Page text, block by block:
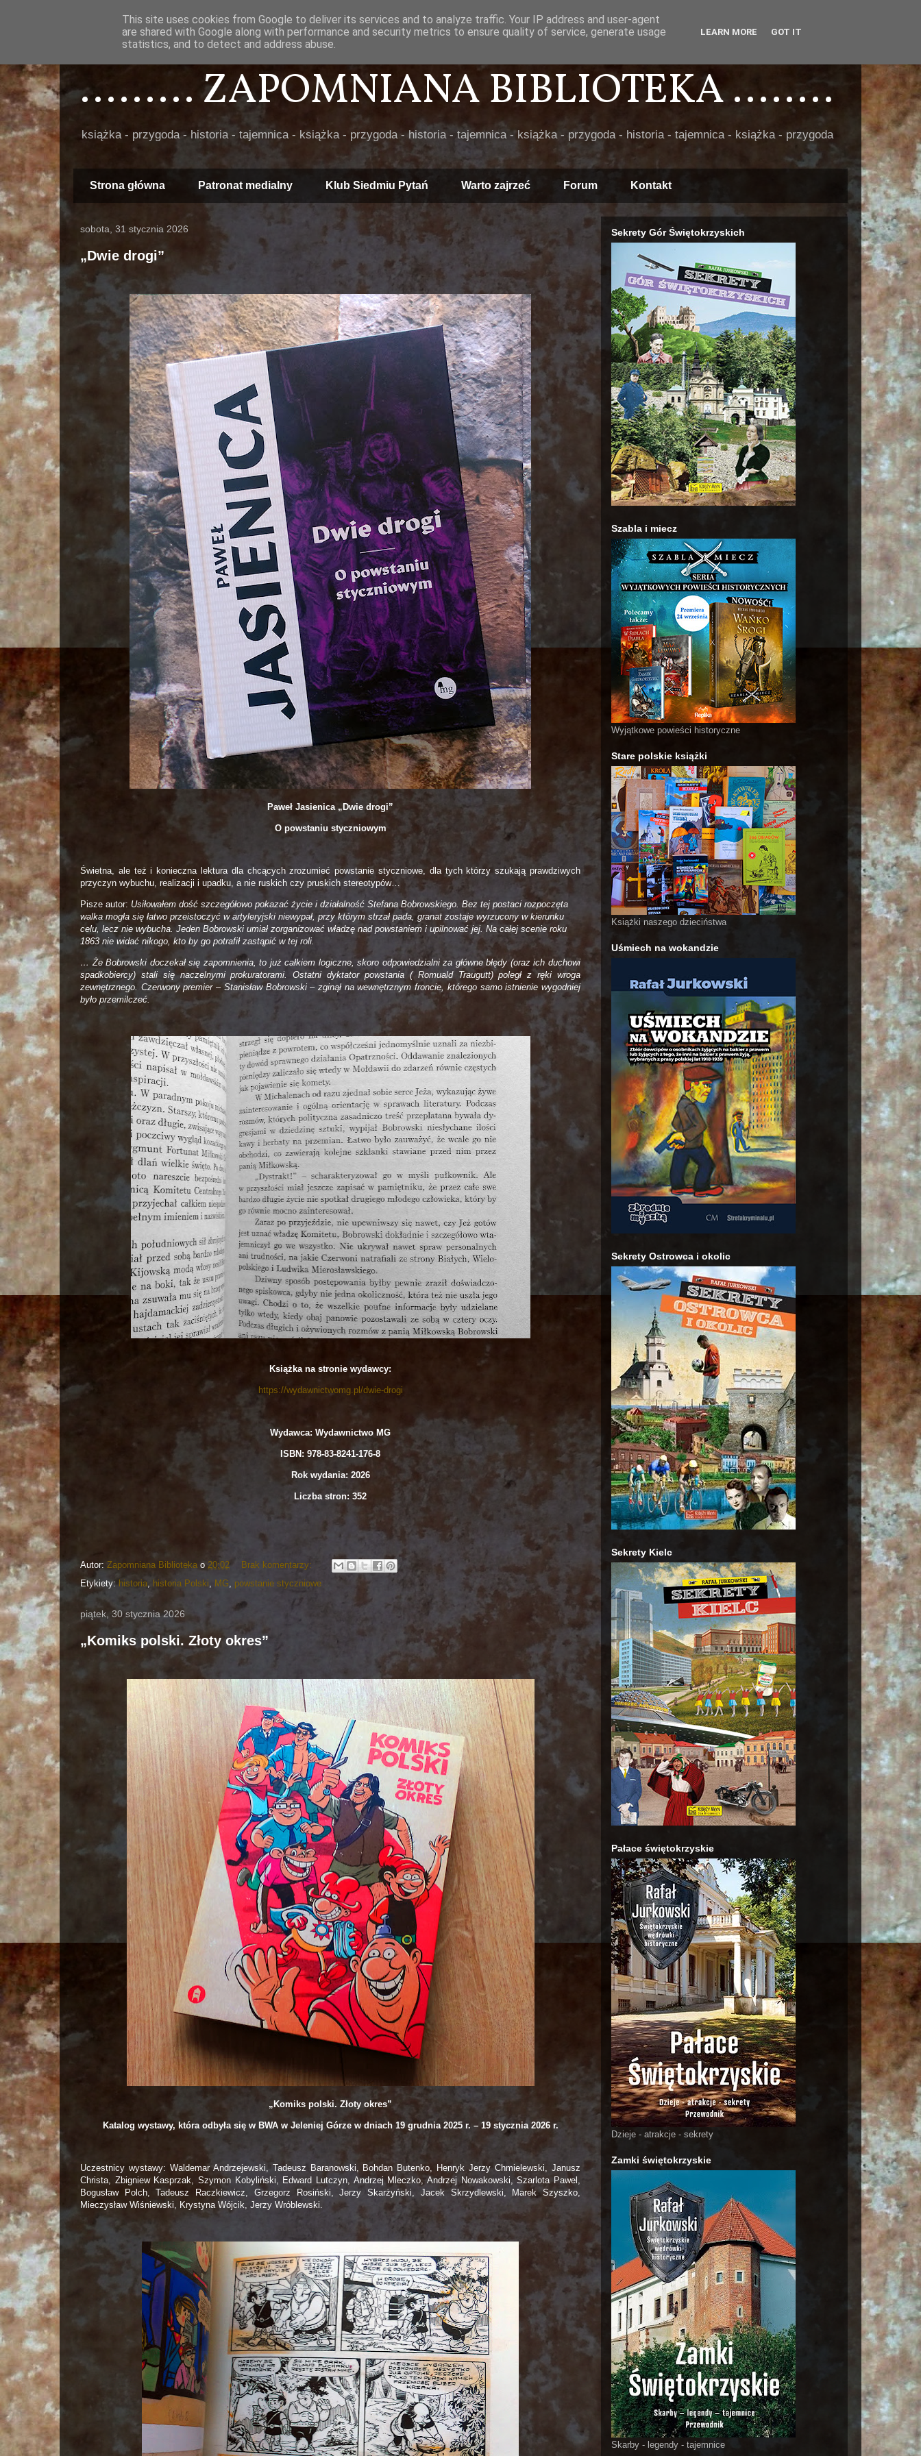
......... ZAPOMNIANA BIBLIOTEKA ........
książka - przygoda - historia - tajemnica - książka - przygoda - historia - tajemnica - książka - przygoda - historia - tajemnica - książka - przygoda
Strona główna Patronat medialny Klub Siedmiu Pytań Warto zajrzeć Forum Kontakt
sobota, 31 stycznia 2026
„Dwie drogi”
Paweł Jasienica „Dwie drogi”
O powstaniu styczniowym
Świetna, ale też i konieczna lektura dla chcących zrozumieć powstanie styczniowe, dla tych którzy szukają prawdziwych
przyczyn wybuchu, realizacji i upadku, a nie ruskich czy pruskich stereotypów…
Pisze autor: Usiłowałem dość szczegółowo pokazać życie i działalność Stefana Bobrowskiego. Bez tej postaci rozpoczęta
walka mogła się łatwo przeistoczyć w artyleryjski niewypał, przy którym strzał pada, granat zostaje wyrzucony w kierunku
celu, lecz nie wybucha. Jeden Bobrowski umiał zorganizować władzę nad powstaniem i upilnować jej. Na całej scenie roku
1863 nie widać nikogo, kto by go potrafił zastąpić w tej roli.
… Że Bobrowski doczekał się zapomnienia, to już całkiem logiczne, skoro odpowiedzialni za główne błędy (oraz ich duchowi
spadkobiercy) stali się naczelnymi prokuratorami. Ostatni dyktator powstania ( Romuald Traugutt) poległ z ręki wroga
zewnętrznego. Czerwony premier – Stanisław Bobrowski – zginął na wewnętrznym froncie, którego samo istnienie wygodniej
było przemilczeć.
Książka na stronie wydawcy:
https://wydawnictwomg.pl/dwie-drogi
Wydawca: Wydawnictwo MG
ISBN: 978-83-8241-176-8
Rok wydania: 2026
Liczba stron: 352
Autor: Zapomniana Biblioteka o 20:02
Brak komentarzy:
Etykiety:historia historia Polski MG powstanie styczniowe
piątek, 30 stycznia 2026
„Komiks polski. Złoty okres”
„Komiks polski. Złoty okres”
Katalog wystawy, która odbyła się w BWA w Jeleniej Górze w dniach 19 grudnia 2025 r. – 19 stycznia 2026 r.
Uczestnicy wystawy: Waldemar Andrzejewski, Tadeusz Baranowski, Bohdan Butenko, Henryk Jerzy Chmielewski, Janusz
Christa, Zbigniew Kasprzak, Szymon Kobyliński, Edward Lutczyn, Andrzej Mleczko, Andrzej Nowakowski, Szarlota Pawel,
Bogusław Polch, Tadeusz Raczkiewicz, Grzegorz Rosiński, Jerzy Skarżyński, Jacek Skrzydlewski, Marek Szyszko,
Mieczysław Wiśniewski, Krystyna Wójcik, Jerzy Wróblewski.
Sekrety Gór Świętokrzyskich
Szabla i miecz
Wyjątkowe powieści historyczne
Stare polskie książki
Książki naszego dzieciństwa
Uśmiech na wokandzie
Sekrety Ostrowca i okolic
Sekrety Kielc
Pałace świętokrzyskie
Dzieje - atrakcje - sekrety
Zamki świętokrzyskie
Skarby - legendy - tajemnice
This site uses cookies from Google to deliver its services and to analyze traffic. Your IP address and user-agent
are shared with Google along with performance and security metrics to ensure quality of service, generate usage
statistics, and to detect and address abuse.
LEARN MORE GOT IT